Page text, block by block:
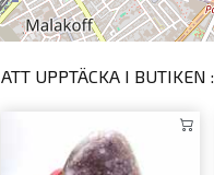
ATT UPPTÄCKA I BUTIKEN :